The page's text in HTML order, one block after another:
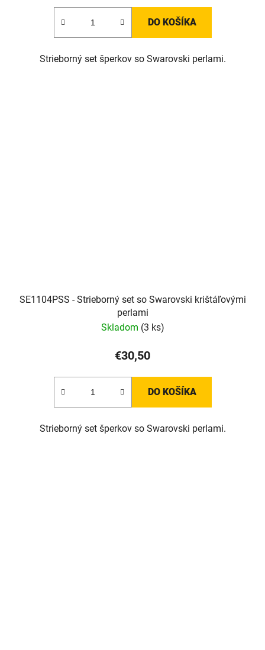
DO KOŠÍKA
Strieborný set šperkov so Swarovski perlami.
SE1104PSS - Strieborný set so Swarovski krištáľovými
perlami
Skladom (3 ks)
€30,50
DO KOŠÍKA
Strieborný set šperkov so Swarovski perlami.